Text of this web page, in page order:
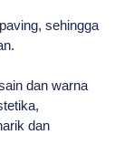
sehingga
dan warna
dan